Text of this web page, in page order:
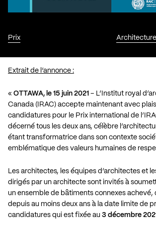
Prix Architecture
Extrait de l’annonce :
« OTTAWA, le 15 juin 2021 – L’Institut royal
Canada (IRAC) accepte maintenant avec
candidatures pour le Prix international de
décerné tous les deux ans, célèbre
étant transformatrice dans son contexte
emblématique des valeurs humaines de
Les architectes, les équipes d’architectes et
dirigés par un architecte sont invités à
un ensemble de bâtiments connexes achevé,
depuis au moins deux ans à la date limite de
candidatures qui est fixée au 3 décembre